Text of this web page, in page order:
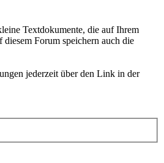
Textdokumente, die auf Ihrem
Forum speichern auch die
jederzeit über den Link in der